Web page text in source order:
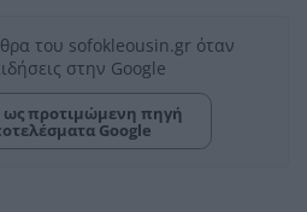
του sofokleousin.gr όταν
στην Google
προτιμώμενη πηγή
Google